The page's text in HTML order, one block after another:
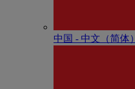
中国 - 中⽂（简体）